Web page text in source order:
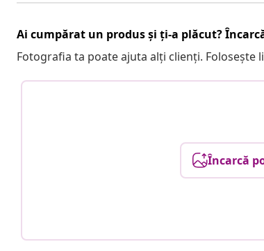
Ai cumpărat un produs și ți-a plăcut?
Fotografia ta poate ajuta alți clienți. Folosește
Încarcă